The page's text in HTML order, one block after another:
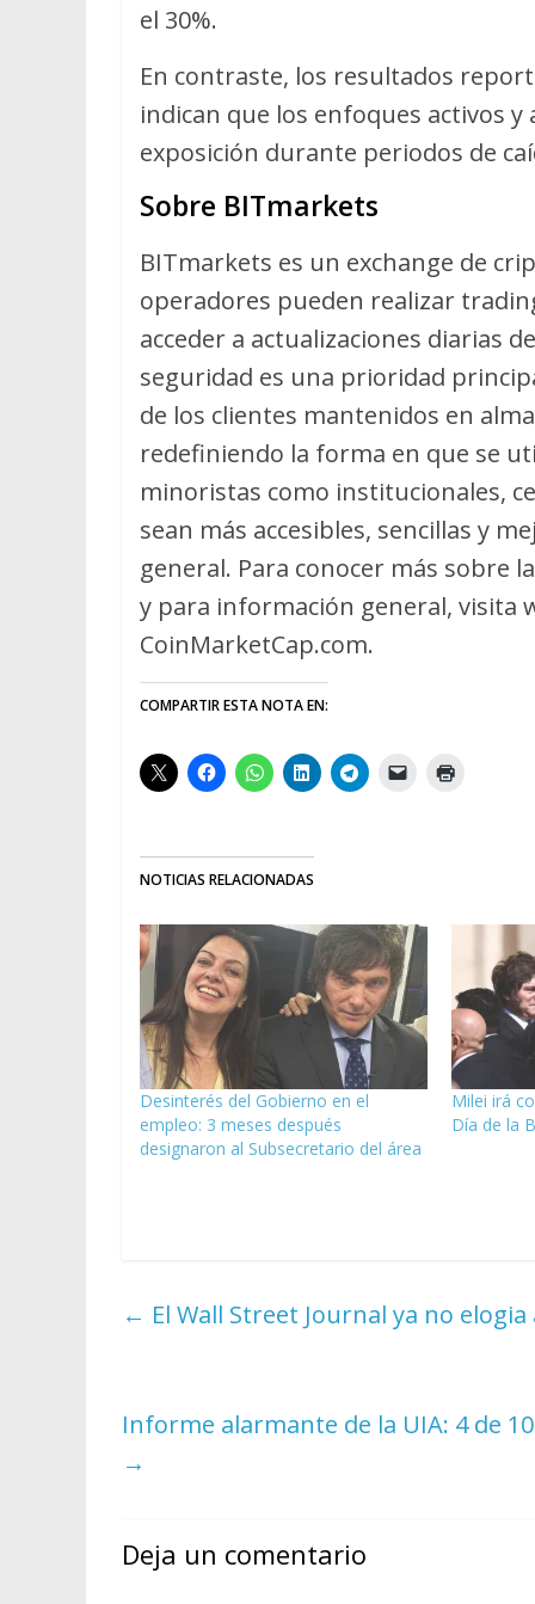
el 30%.
En contraste, los resultados
indican que los enfoques activos
exposición durante periodos de
Sobre BITmarkets
BITmarkets es un exchange de
operadores pueden realizar
acceder a actualizaciones diarias
seguridad es una prioridad
de los clientes mantenidos en
redefiniendo la forma en que se
minoristas como institucionales,
sean más accesibles, sencillas y
general. Para conocer más sobre
y para información general, visita
CoinMarketCap.com.
COMPARTIR ESTA NOTA EN:
NOTICIAS RELACIONADAS
Desinterés del Gobierno en el
empleo: 3 meses después
designaron al Subsecretario del área
Milei irá
Día de la
← El Wall Street Journal ya no
Informe alarmante de la UIA: 4 de
→
Deja un comentario